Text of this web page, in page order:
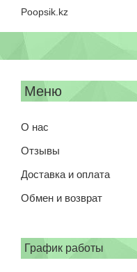
Poopsik.kz
О нас
Отзывы
Доставка и оплата
Обмен и возврат
График работы